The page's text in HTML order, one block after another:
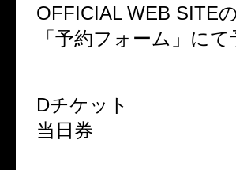
OFFICIAL WEB SITE
「予約フォーム」にて
Dチケット
当日券